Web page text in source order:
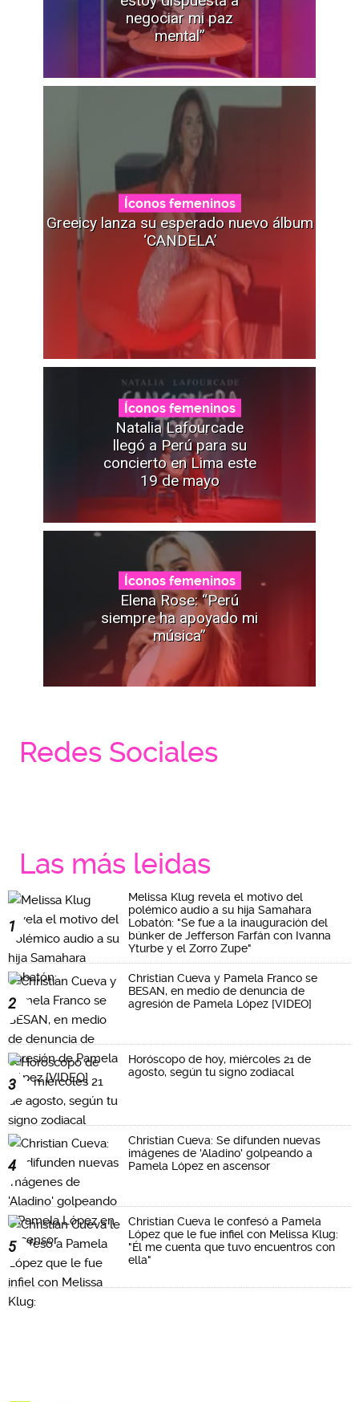
negociar mi paz
mental”
Íconos femeninos
Greeicy lanza su esperado nuevo álbum
‘CANDELA’
Íconos femeninos
Natalia Lafourcade
llegó a Perú para su
concierto en Lima este
19 de mayo
Íconos femeninos
Elena Rose: “Perú
siempre ha apoyado mi
música”
Redes Sociales
Las más leidas
1
Melissa Klug revela el motivo del
polémico audio a su hija Samahara
Lobatón: "Se fue a la inauguración del
búnker de Jefferson Farfán con Ivanna
Yturbe y el Zorro Zupe"
2
Christian Cueva y Pamela Franco se
BESAN, en medio de denuncia de
agresión de Pamela López [VIDEO]
3
Horóscopo de hoy, miércoles 21 de
agosto, según tu signo zodiacal
4
Christian Cueva: Se difunden nuevas
imágenes de 'Aladino' golpeando a
Pamela López en ascensor
5
Christian Cueva le confesó a Pamela
López que le fue infiel con Melissa Klug:
"Él me cuenta que tuvo encuentros con
ella"